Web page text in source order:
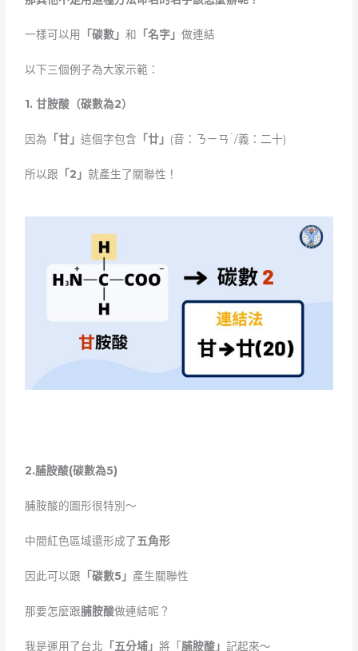
一樣可以用 「碳數」和 「名字」做連結
以下三個例子為大家示範：
1.甘胺酸（碳數為2）
因為 「甘」這個字包含 「廿」 (音：ㄋㄧㄢ ˋ/義：二十)
所以跟 「 2」就產生了關聯性！
2.脯胺酸(碳數為5)
脯胺酸的圖形很特別～
中間紅色區域還形成了五角形
因此可以跟 「碳數5」 產生關聯性
那要怎麼跟脯胺酸做連結呢？
我是運用了台北 「五分埔」將「 脯胺酸」記起來～